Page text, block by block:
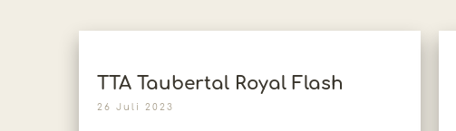
TTA Taubertal Royal Flash
26 Juli 2023